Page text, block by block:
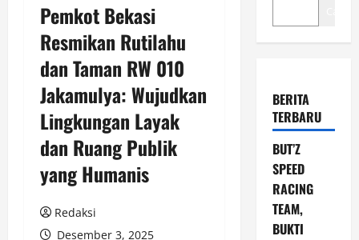
Pemkot Bekasi
Resmikan Rutilahu
dan Taman RW 010
Jakamulya: Wujudkan
Lingkungan Layak
dan Ruang Publik
yang Humanis
Redaksi
Desember 3, 2025
BERITA
TERBARU
BUT’Z
SPEED
RACING
TEAM,
BUKTI